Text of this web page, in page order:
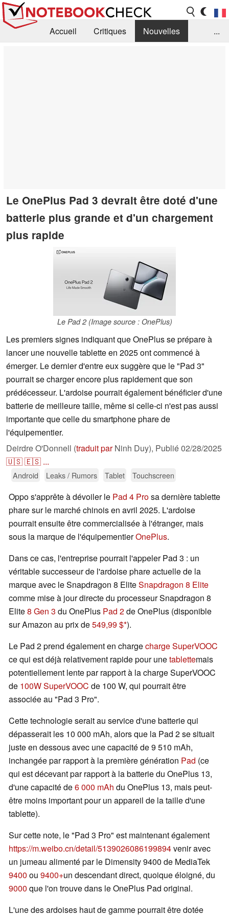
Accueil Critiques
Nouvelles
...
Le OnePlus Pad 3 devrait être doté d'une
batterie plus grande et d'un chargement
plus rapide
Le Pad 2 (Image source : OnePlus)
Les premiers signes indiquant que OnePlus se prépare à
lancer une nouvelle tablette en 2025 ont commencé à
émerger. Le dernier d'entre eux suggère que le "Pad 3"
pourrait se charger encore plus rapidement que son
prédécesseur. L'ardoise pourrait également bénéficier d'une
batterie de meilleure taille, même si celle-ci n'est pas aussi
importante que celle du smartphone phare de
l'équipementier.
Deirdre O'Donnell (traduit parNinh Duy), Publié02/28/2025
🇺🇸🇪🇸 ...
Android Leaks / Rumors Tablet Touchscreen
Oppo s'apprête à dévoiler le Pad 4 Prosa dernière tablette
phare sur le marché chinois en avril 2025. L'ardoise
pourrait ensuite être commercialisée à l'étranger, mais
sous la marque de l'équipementierOnePlus.
Dans ce cas, l'entreprise pourrait l'appeler Pad 3 : un
véritable successeur de l'ardoise phare actuelle de la
marque avec le Snapdragon 8 EliteSnapdragon 8 Elite
comme mise à jour directe du processeur Snapdragon 8
Elite8 Gen 3 du OnePlus Pad 2de OnePlus (disponible
sur Amazon au prix de549,99 $ ).
Le Pad 2 prend également en chargecharge SuperVOOC
ce qui est déjà relativement rapide pour unetablettemais
potentiellement lente par rapport à la charge SuperVOOC
de 100W SuperVOOC de 100 W, qui pourrait être
associée au "Pad 3 Pro".
Cette technologie serait au service d'une batterie qui
dépasserait les 10 000 mAh, alors que la Pad 2 se situait
juste en dessous avec une capacité de 9 510 mAh,
inchangée par rapport à la première génération Pad (ce
qui est décevant par rapport à la batterie du OnePlus 13,
d'une capacité de6 000 mAh du OnePlus 13, mais peut-
être moins important pour un appareil de la taille d'une
tablette).
Sur cette note, le "Pad 3 Pro" est maintenant également
https://m.weibo.cn/detail/5139026086199894venir avec
un jumeau alimenté par le Dimensity 9400 de MediaTek
9400 ou 9400+un descendant direct, quoique éloigné, du
9000 que l'on trouve dans le OnePlus Pad original.
L'une des ardoises haut de gamme pourrait être dotée